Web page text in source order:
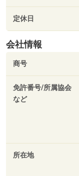
定休日
会社情報
商号
免許番号/所属協会
など
所在地